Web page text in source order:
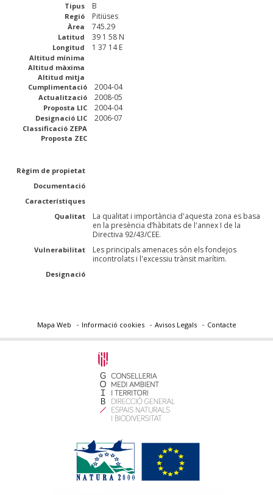
Tipus B
Regió Pitiüses
Àrea 745.29
Latitud 39 1 58 N
Longitud 1 37 14 E
Altitud mínima
Altitud màxima
Altitud mitja
Cumplimentació
2004-04
Actualització 2008-05
Proposta LIC 2004-04
Designació LIC 2006-07
Classificació ZEPA
Proposta ZEC
Règim de propietat
Documentació
Característiques
Qualitat
La qualitat i importància d'aquesta zona es basa
en la presència d’hàbitats de l'annex I de la
Directiva 92/43/CEE.
Vulnerabilitat
Les principals amenaces són els fondejos
incontrolats i l'excessiu trànsit marítim.
Designació
Mapa Web Informació cookies Avisos Legals Contacte